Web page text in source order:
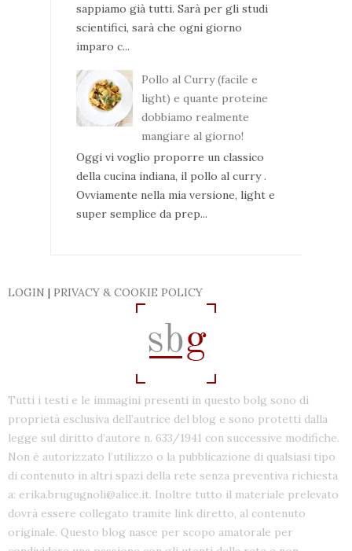
sappiamo già tutti. Sarà per gli studi
scientifici, sarà che ogni giorno
imparo c...
Pollo al Curry (facile e
light) e quante proteine
dobbiamo realmente
mangiare al giorno!
Oggi vi voglio proporre un classico
della cucina indiana, il pollo al curry .
Ovviamente nella mia versione, light e
super semplice da prep...
LOGIN | PRIVACY & COOKIE POLICY
Tutti i testi e le immagini presenti in questo bolg sono di
proprietà esclusiva dell’autrice del blog e sono protetti dalla
legge sul diritto d’autore n. 633/1941 con successive modifiche.
Non è autorizzato l’utilizzo o la pubblicazione di qualsiasi tipo
di contenuto in altri spazi della rete senza preventiva richiesta
a: erika.brugugnoli@alice.it. Inoltre tutto il materiale prelevato
dovrà essere collegato tramite link diretto, al contenuto
originale. Questo blog nasce per scopo amatorale per